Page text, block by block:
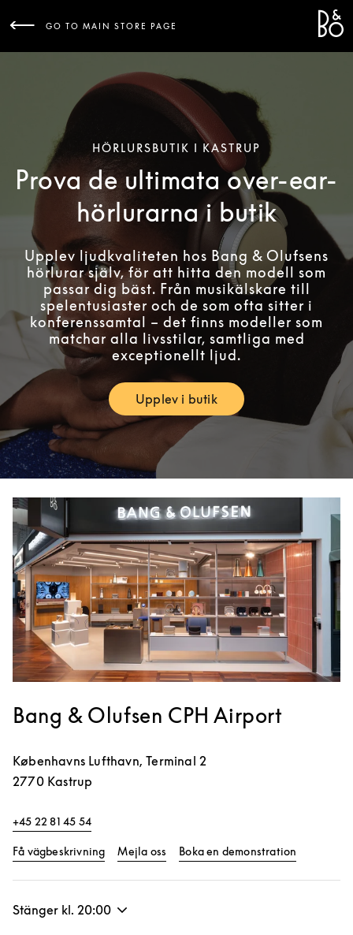
GO TO MAIN STORE PAGE
HÖRLURSBUTIK I KASTRUP
Prova de ultimata over-ear-
hörlurarna i butik
Upplev ljudkvaliteten hos Bang & Olufsens
hörlurar själv, för att hitta den modell som
passar dig bäst. Från musikälskare till
spelentusiaster och de som ofta sitter i
konferenssamtal – det finns modeller som
matchar alla livsstilar, samtliga med
exceptionellt ljud.
Upplev i butikLink Opens in New Tab
Bang & Olufsen CPH Airport
Københavns Lufthavn, Terminal 2
2770 Kastrup
+45 22 81 45 54
Få vägbeskrivningLink Opens in New Tab
Mejla oss Boka en demonstration
Stänger kl. 20:00